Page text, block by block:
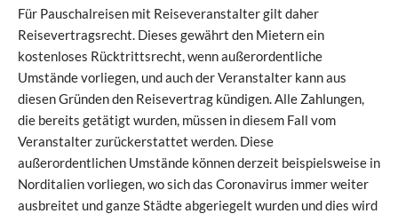
Für Pauschalreisen mit Reiseveranstalter gilt daher
Reisevertragsrecht. Dieses gewährt den Mietern ein
kostenloses Rücktrittsrecht, wenn außerordentliche
Umstände vorliegen, und auch der Veranstalter kann aus
diesen Gründen den Reisevertrag kündigen. Alle Zahlungen,
die bereits getätigt wurden, müssen in diesem Fall vom
Veranstalter zurückerstattet werden. Diese
außerordentlichen Umstände können derzeit beispielsweise in
Norditalien vorliegen, wo sich das Coronavirus immer weiter
ausbreitet und ganze Städte abgeriegelt wurden und dies wird